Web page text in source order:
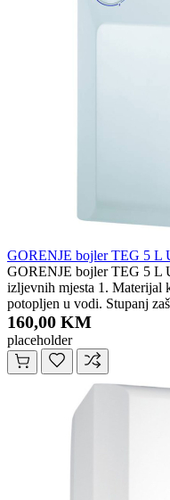
GORENJE bojler TEG 5 L
GORENJE bojler TEG 5 L
izljevnih mjesta 1. Materijal
potopljen u vodi. Stupanj
160,00 KM
placeholder